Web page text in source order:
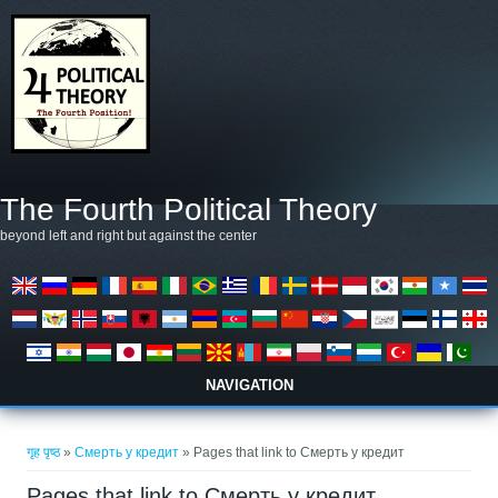
The Fourth Political Theory
beyond left and right but against the center
NAVIGATION
गृह पृष्ठ»Смерть у кредит » Pages that link to Смерть у кредит